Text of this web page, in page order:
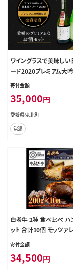
ワイングラスで美味し
ード2020プレミアム大
賞受賞 至高の日本酒セ
寄付金額
35,000円
愛媛県鬼北町
常温
白老牛 2種 食べ比べ ハ
ット 合計10個 モッツァ
ン 網脂 特製ソース 手造
寄付金額
34,500円